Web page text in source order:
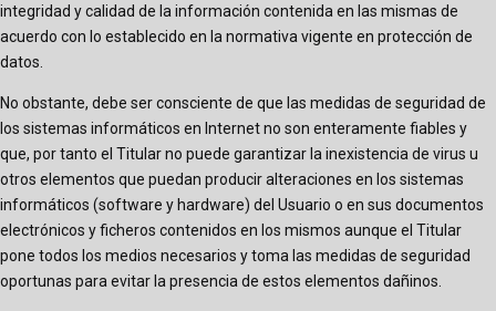
integridad y calidad de la información contenida en las mismas de
acuerdo con lo establecido en la normativa vigente en protección de
datos.
No obstante, debe ser consciente de que las medidas de seguridad de
los sistemas informáticos en Internet no son enteramente fiables y
que, por tanto el Titular no puede garantizar la inexistencia de virus u
otros elementos que puedan producir alteraciones en los sistemas
informáticos (software y hardware) del Usuario o en sus documentos
electrónicos y ficheros contenidos en los mismos aunque el Titular
pone todos los medios necesarios y toma las medidas de seguridad
oportunas para evitar la presencia de estos elementos dañinos.